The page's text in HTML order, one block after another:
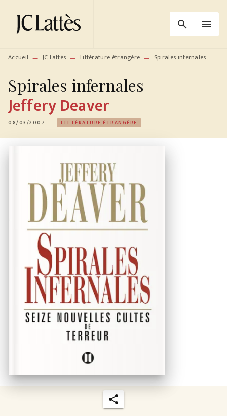
MENU RECHERCHE
PIED DE PAGE
search menu
Accueil — JC Lattès — Littérature étrangère — Spirales infernales
Spirales infernales
Jeffery Deaver
08/03/2007 LITTÉRATURE ÉTRANGÈRE